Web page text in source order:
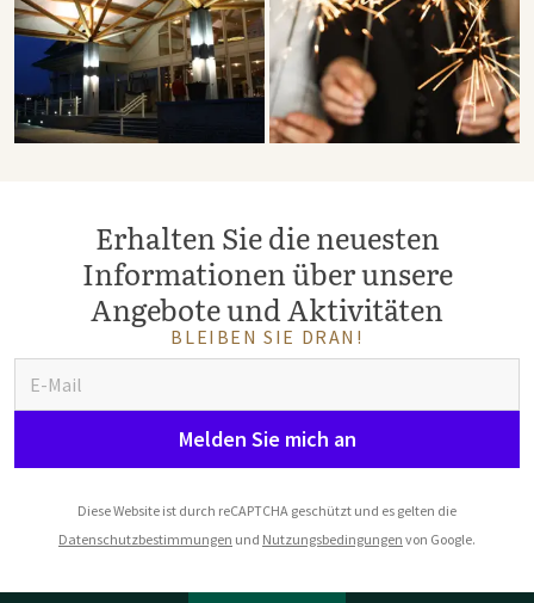
Erhalten Sie die neuesten
Informationen über unsere
Angebote und Aktivitäten
BLEIBEN SIE DRAN!
Melden Sie mich an
Diese Website ist durch reCAPTCHA geschützt und es gelten die
Datenschutzbestimmungen und Nutzungsbedingungen von Google.